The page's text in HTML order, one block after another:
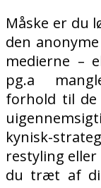
Måske er du
den
medierne –
pg.a
forhold til de
kynisk-
restyling
du træt af